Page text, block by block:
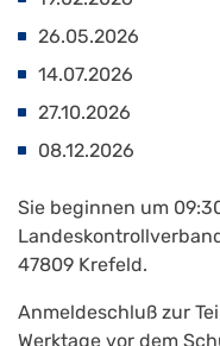
26.05.2026
14.07.2026
27.10.2026
08.12.2026
Sie beginnen um
47809 Krefeld.
Anmeldeschluß zur
Werktage vor dem